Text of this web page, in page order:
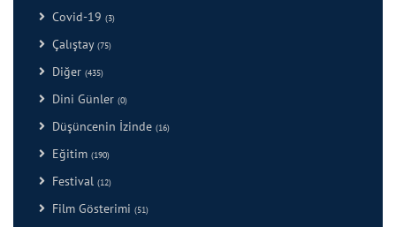
Covid-19 (3)
Çalıştay (75)
Diğer (435)
Dini Günler (0)
Düşüncenin İzinde (16)
Eğitim (190)
Festival (12)
Film Gösterimi (51)